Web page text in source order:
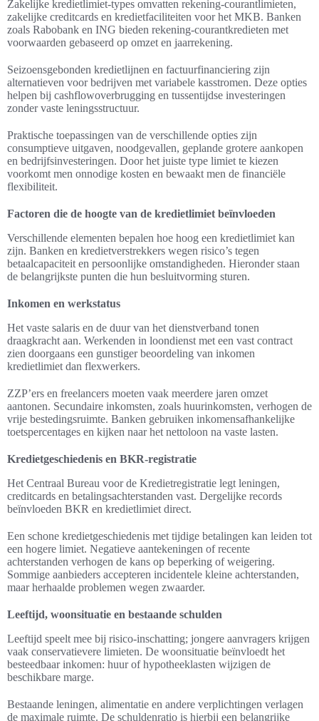
Zakelijke kredietlimiet-types omvatten rekening-courantlimieten,
zakelijke creditcards en kredietfaciliteiten voor het MKB. Banken
zoals Rabobank en ING bieden rekening-courantkredieten met
voorwaarden gebaseerd op omzet en jaarrekening.
Seizoensgebonden kredietlijnen en factuurfinanciering zijn
alternatieven voor bedrijven met variabele kasstromen. Deze opties
helpen bij cashflowoverbrugging en tussentijdse investeringen
zonder vaste leningsstructuur.
Praktische toepassingen van de verschillende opties zijn
consumptieve uitgaven, noodgevallen, geplande grotere aankopen
en bedrijfsinvesteringen. Door het juiste type limiet te kiezen
voorkomt men onnodige kosten en bewaakt men de financiële
flexibiliteit.
Factoren die de hoogte van de kredietlimiet beïnvloeden
Verschillende elementen bepalen hoe hoog een kredietlimiet kan
zijn. Banken en kredietverstrekkers wegen risico’s tegen
betaalcapaciteit en persoonlijke omstandigheden. Hieronder staan
de belangrijkste punten die hun besluitvorming sturen.
Inkomen en werkstatus
Het vaste salaris en de duur van het dienstverband tonen
draagkracht aan. Werkenden in loondienst met een vast contract
zien doorgaans een gunstiger beoordeling van inkomen
kredietlimiet dan flexwerkers.
ZZP’ers en freelancers moeten vaak meerdere jaren omzet
aantonen. Secundaire inkomsten, zoals huurinkomsten, verhogen de
vrije bestedingsruimte. Banken gebruiken inkomensafhankelijke
toetspercentages en kijken naar het nettoloon na vaste lasten.
Kredietgeschiedenis en BKR-registratie
Het Centraal Bureau voor de Kredietregistratie legt leningen,
creditcards en betalingsachterstanden vast. Dergelijke records
beïnvloeden BKR en kredietlimiet direct.
Een schone kredietgeschiedenis met tijdige betalingen kan leiden tot
een hogere limiet. Negatieve aantekeningen of recente
achterstanden verhogen de kans op beperking of weigering.
Sommige aanbieders accepteren incidentele kleine achterstanden,
maar herhaalde problemen wegen zwaarder.
Leeftijd, woonsituatie en bestaande schulden
Leeftijd speelt mee bij risico-inschatting; jongere aanvragers krijgen
vaak conservatievere limieten. De woonsituatie beïnvloedt het
besteedbaar inkomen: huur of hypotheeklasten wijzigen de
beschikbare marge.
Bestaande leningen, alimentatie en andere verplichtingen verlagen
de maximale ruimte. De schuldenratio is hierbij een belangrijke